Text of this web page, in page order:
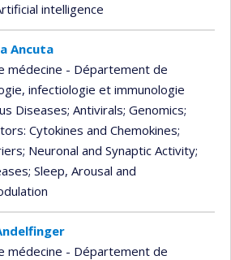
intelligence
Ancuta
médecine - Département de
infectiologie et immunologie
Diseases; Antivirals; Genomics;
Cytokines and Chemokines;
; Neuronal and Synaptic Activity;
; Sleep, Arousal and
médecine - Département de